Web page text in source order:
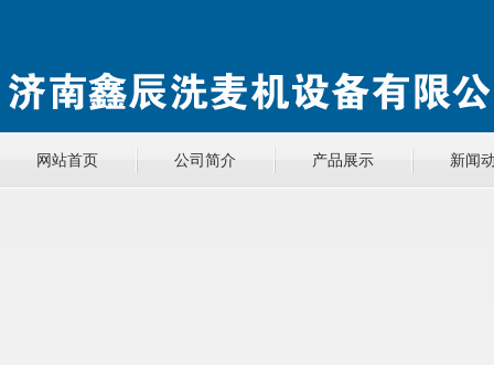
网站首页 公司简介 产品展示 新闻